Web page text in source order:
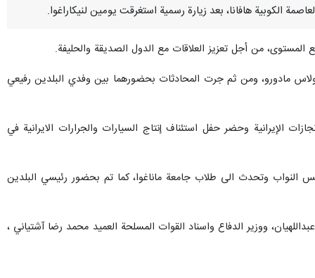
المستوى، من أجل تعزيز العلاقات مع الدول الصديقة والحليفة.
مادورو، ومن ثم جرت المحادثات بحضورهما بين وفدي البلدين رفيعي
الإيرانية وحضر حفل استئناف إنتاج السيارات والجرارات الايرانية في
النواب وتحدث الى طلاب جامعة ماناغوا، كما تم بحضور رئيسي البلدين
ووزير الدفاع واسناد القوات المسلحة العميد محمد رضا آشتياني ،